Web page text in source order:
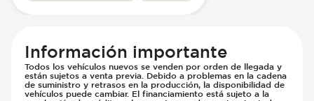
Información importante
Todos los vehículos nuevos se venden por orden de llegada y
están sujetos a venta previa. Debido a problemas en la cadena
de suministro y retrasos en la producción, la disponibilidad de
vehículos puede cambiar. El financiamiento está sujeto a la